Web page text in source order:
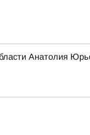
Анатолия